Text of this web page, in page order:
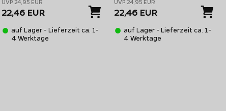
UVP 24,95 EUR
22,46 EUR
auf Lager - Lieferzeit ca. 1-
4 Werktage
UVP 24,95 EUR
22,46 EUR
auf Lager - Lieferzeit ca. 1-
4 Werktage